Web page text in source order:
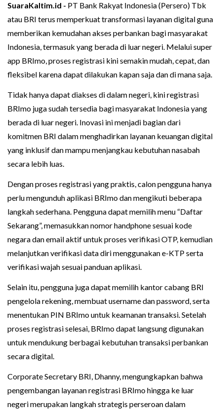
SuaraKaltim.id - PT Bank Rakyat Indonesia (Persero) Tbk
atau BRI terus memperkuat transformasi layanan digital guna
memberikan kemudahan akses perbankan bagi masyarakat
Indonesia, termasuk yang berada di luar negeri. Melalui super
app BRImo, proses registrasi kini semakin mudah, cepat, dan
fleksibel karena dapat dilakukan kapan saja dan di mana saja.
Tidak hanya dapat diakses di dalam negeri, kini registrasi
BRImo juga sudah tersedia bagi masyarakat Indonesia yang
berada di luar negeri. Inovasi ini menjadi bagian dari
komitmen BRI dalam menghadirkan layanan keuangan digital
yang inklusif dan mampu menjangkau kebutuhan nasabah
secara lebih luas.
Dengan proses registrasi yang praktis, calon pengguna hanya
perlu mengunduh aplikasi BRImo dan mengikuti beberapa
langkah sederhana. Pengguna dapat memilih menu “Daftar
Sekarang”, memasukkan nomor handphone sesuai kode
negara dan email aktif untuk proses verifikasi OTP, kemudian
melanjutkan verifikasi data diri menggunakan e-KTP serta
verifikasi wajah sesuai panduan aplikasi.
Selain itu, pengguna juga dapat memilih kantor cabang BRI
pengelola rekening, membuat username dan password, serta
menentukan PIN BRImo untuk keamanan transaksi. Setelah
proses registrasi selesai, BRImo dapat langsung digunakan
untuk mendukung berbagai kebutuhan transaksi perbankan
secara digital.
Corporate Secretary BRI, Dhanny, mengungkapkan bahwa
pengembangan layanan registrasi BRImo hingga ke luar
negeri merupakan langkah strategis perseroan dalam